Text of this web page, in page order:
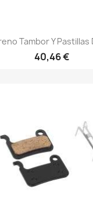
Vista rápida
Tambor Y Pastillas
40,46 €